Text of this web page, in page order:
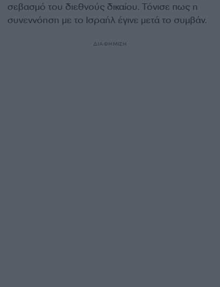
σεβασμό του διεθνούς δικαίου. Τόνισε πως η
συνεννόηση με το Ισραήλ έγινε μετά το συμβάν.
ΔΙΑΦΗΜΙΣΗ